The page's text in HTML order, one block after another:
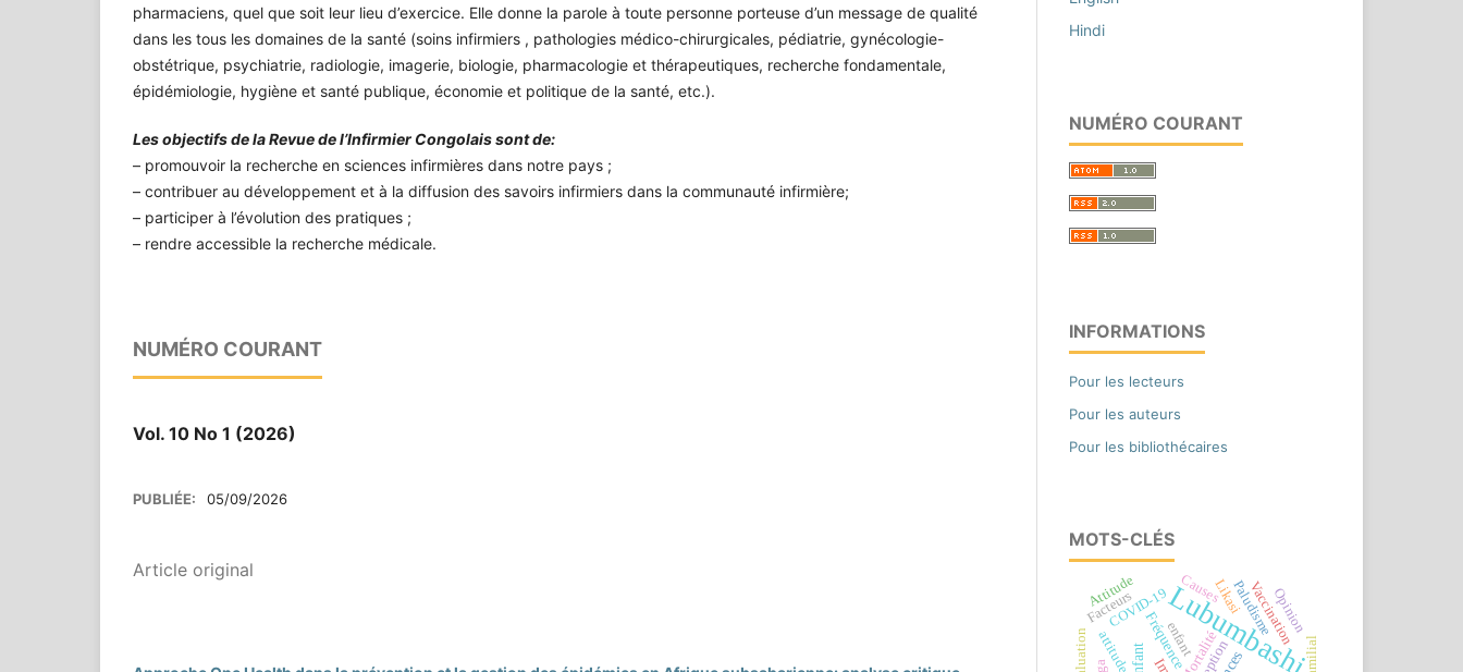
pharmaciens, quel que soit leur lieu d’exercice. Elle donne la parole à toute personne porteuse d’un message de qualité
dans les tous les domaines de la santé (soins infirmiers , pathologies médico-chirurgicales, pédiatrie, gynécologie-
obstétrique, psychiatrie, radiologie, imagerie, biologie, pharmacologie et thérapeutiques, recherche fondamentale,
épidémiologie, hygiène et santé publique, économie et politique de la santé, etc.).
Les objectifs de la Revue de l’Infirmier Congolais sont de:
– promouvoir la recherche en sciences infirmières dans notre pays ;
– contribuer au développement et à la diffusion des savoirs infirmiers dans la communauté infirmière;
– participer à l’évolution des pratiques ;
– rendre accessible la recherche médicale.
NUMÉRO COURANT
Vol. 10 No 1 (2026)
PUBLIÉE: 05/09/2026
Article original
Hindi
NUMÉRO COURANT
INFORMATIONS
Pour les lecteurs
Pour les auteurs
Pour les bibliothécaires
MOTS-CLÉS
Lubumbashi
Enfant Mortalité
Fréquence
attitudes
Paludisme
COVID-19
Facteurs Vaccination
enfant
Attitude Likasi Opinion
Causes